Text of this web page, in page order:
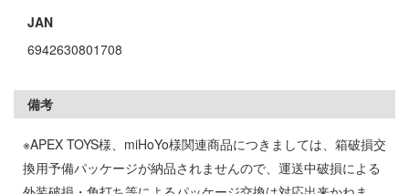
JAN
6942630801708
備考
※APEX TOYS様、miHoYo様関連商品につきましては、箱破損交
換用予備パッケージが納品されませんので、運送中破損による
ラグナー
メーカーをすべて見る
プメニュー
ージ